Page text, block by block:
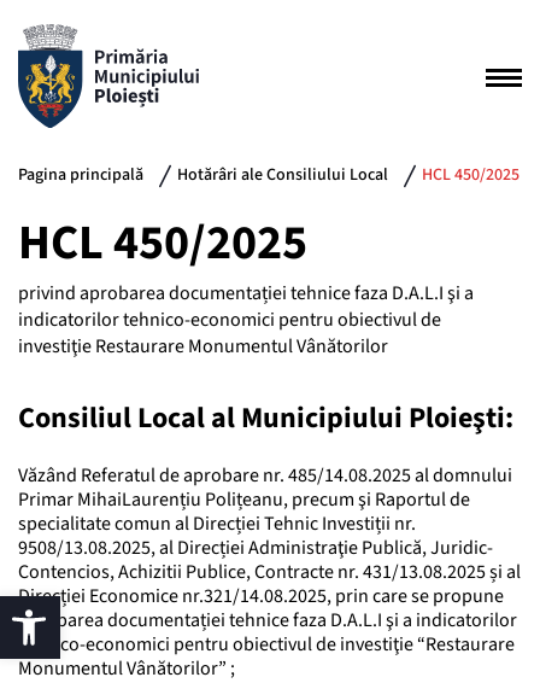
Pagina principală Hotărâri ale Consiliului Local HCL 450/2025
HCL 450/2025
privind aprobarea documentației tehnice faza D.A.L.I şi a
indicatorilor tehnico-economici pentru obiectivul de
investiţie Restaurare Monumentul Vânătorilor
Consiliul Local al Municipiului Ploieşti:
Văzând Referatul de aprobare nr. 485/14.08.2025 al domnului
Primar MihaiLaurențiu Polițeanu, precum şi Raportul de
specialitate comun al Direcției Tehnic Investiții nr.
9508/13.08.2025, al Direcției Administraţie Publică, Juridic-
Contencios, Achizitii Publice, Contracte nr. 431/13.08.2025 și al
Direcției Economice nr.321/14.08.2025, prin care se propune
aprobarea documentației tehnice faza D.A.L.I şi a indicatorilor
tehnico-economici pentru obiectivul de investiţie “Restaurare
Monumentul Vânătorilor” ;